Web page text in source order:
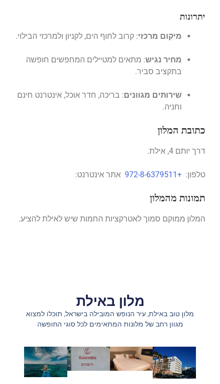
יתרונות
מיקום מרכזי: קרוב לחוף הים, לקניון ולמרכזי הבילוי.
מחיר נגיש: מתאים למטיילים המחפשים חופשה
בתקציב סביר.
שירותים מגוונים: בריכה, חדר אוכל, אינטרנט חינם
וחניה.
כתובת המלון
דרך יותם 4, אילת.
טלפון: +972-8-6379511 אתר אינטרנט:
תמונות מהמלון
המלון ממוקם סמוך לאטרקציות החמות שיש לאילת להציע.
מלון באילת
מלון טוב באילת, עיר הנופש המובילה בישראל, תוכלו למצוא
מגוון רחב של מלונות המתאימים לכל סוגי החופשה